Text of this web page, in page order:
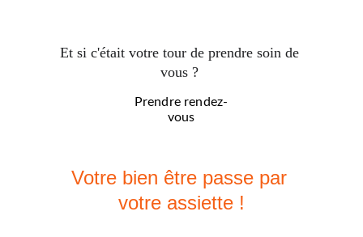
Et si c'était votre tour de prendre soin de
vous ?
Prendre rendez-
vous
Votre bien être passe par
votre assiette !